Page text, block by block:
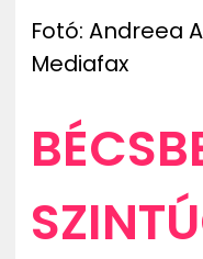
Fotó: Andreea
Mediafax